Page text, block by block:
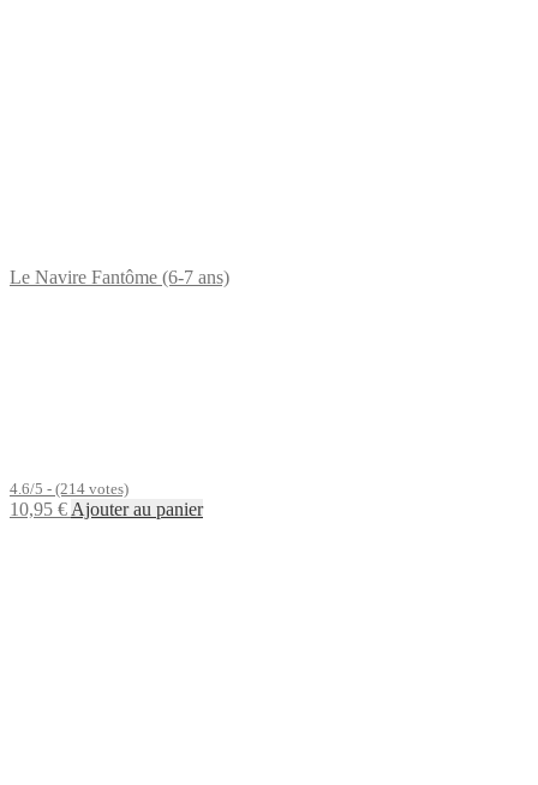
Le Navire Fantôme (6-7 ans)
4.6/5 - (214 votes)
10,95 € Ajouter au panier